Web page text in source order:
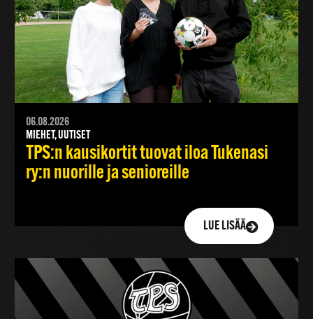
06.08.2026
MIEHET, UUTISET
TPS:n kausikortit tuovat iloa Tukenasi
ry:n nuorille ja senioreille
LUE LISÄÄ